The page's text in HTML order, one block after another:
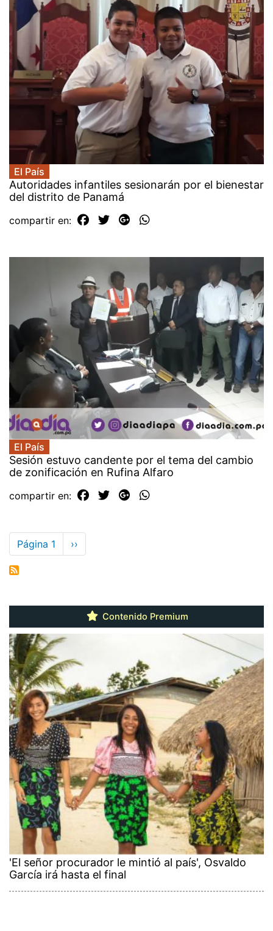
El País
Autoridades infantiles sesionarán por el bienestar
del distrito de Panamá
compartir en:
El País
Sesión estuvo candente por el tema del cambio
de zonificación en Rufina Alfaro
compartir en:
Paginación
Página 1
Siguiente
página
››
Contenido Premium
'El señor procurador le mintió al país', Osvaldo
García irá hasta el final